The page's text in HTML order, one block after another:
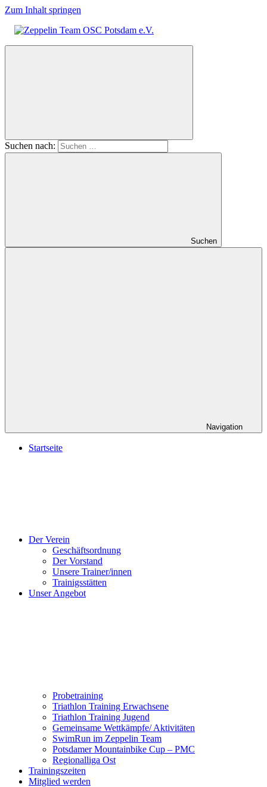
Zum Inhalt springen
Suchen nach:
Suchen
Navigation
Startseite
Der Verein
Geschäftsordnung
Der Vorstand
Unsere Trainer/innen
Trainigsstätten
Unser Angebot
Probetraining
Triathlon Training Erwachsene
Triathlon Training Jugend
Gemeinsame Wettkämpfe/ Aktivitäten
SwimRun im Zeppelin Team
Potsdamer Mountainbike Cup – PMC
Regionalliga Ost
Trainingszeiten
Mitglied werden